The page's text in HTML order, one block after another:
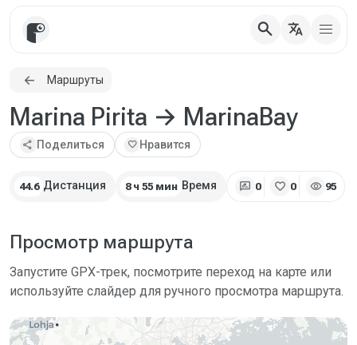
search translate
Маршруты
Marina Pirita → MarinaBay
share Поделиться favorite Нравится
44.6 Дистанция 8 ч 55 мин Время rate_review 0 favorite 0 visibility 95
Просмотр маршрута
Запустите GPX-трек, посмотрите переход на карте или
используйте слайдер для ручного просмотра маршрута.